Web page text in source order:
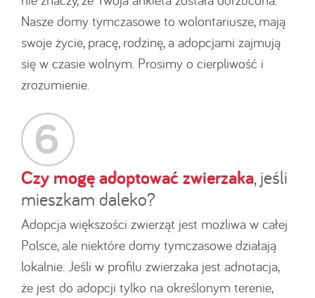
Nasze domy tymczasowe to wolontariusze, mają
swoje życie, pracę, rodzinę, a adopcjami zajmują
się w czasie wolnym. Prosimy o cierpliwość i
zrozumienie.
Czy mogę adoptować zwierzaka, jeśli
mieszkam daleko?
Adopcja większości zwierząt jest możliwa w całej
Polsce, ale niektóre domy tymczasowe działają
lokalnie. Jeśli w profilu zwierzaka jest adnotacja,
że jest do adopcji tylko na określonym terenie,